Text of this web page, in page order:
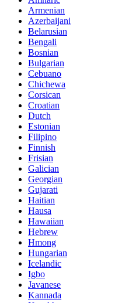
Armenian
Azerbaijani
Belarusian
Bengali
Bosnian
Bulgarian
Cebuano
Chichewa
Corsican
Croatian
Dutch
Estonian
Filipino
Finnish
Frisian
Galician
Georgian
Gujarati
Haitian
Hausa
Hawaiian
Hebrew
Hmong
Hungarian
Icelandic
Igbo
Javanese
Kannada